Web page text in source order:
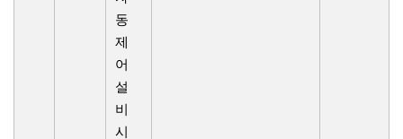
동
제
어
설
비
시